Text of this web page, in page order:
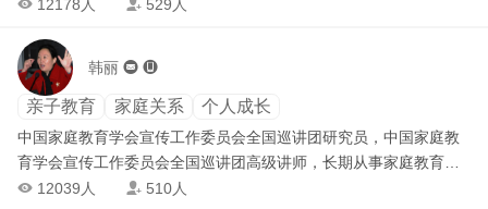
教》专题节目，热心于家庭教育理论的普及工作，在29个省(直辖
《家庭教育学》、《教育就是培养习惯》、《如何提高孩子的学习
成绩》、《提高智力的方法》、《心理素质教育》等30余部。因工
作成绩突出，曾被评为北京市劳动模范，作为教育界的先进人物代
表在中南海受到党和国家领导人的接见，新华社、《人民日报》、
《人民教育》都曾做过专文报道。
 12178人 529人
韩丽  
亲子教育 家庭关系 个人成长
中国家庭教育学会宣传工作委员会全国巡讲团研究员，中国家庭教
育学会宣传工作委员会全国巡讲团高级讲师，长期从事家庭教育与
青少年心理健康教育工作。应邀在北京、天津、江苏、山西、河
 12039人 510人